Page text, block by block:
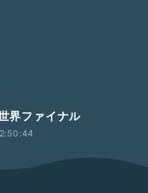
界ファイナル